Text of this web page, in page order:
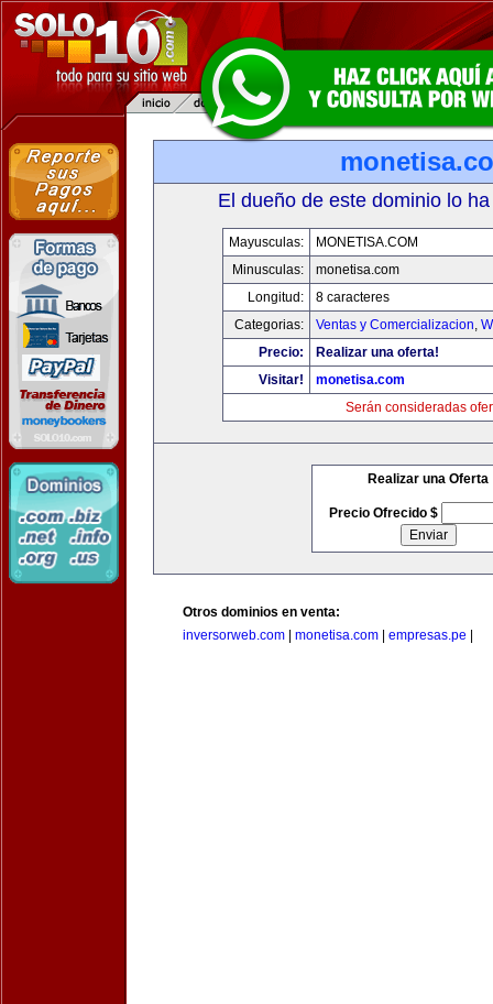
El dueño de este dominio lo
Mayusculas:
MONETISA.COM
Minusculas:
monetisa.com
Longitud:
8 caracteres
Categorias:
Ventas y Comercializacion,
Precio:
Realizar una oferta!
Visitar!
monetisa.com
Serán consideradas
Realizar una Oferta
Precio Ofrecido $
Otros dominios en venta:
inversorweb.com
monetisa.com empresas.pe